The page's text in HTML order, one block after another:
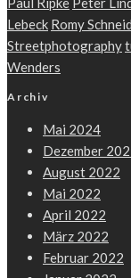
Lebeck Romy
Streetphotography
Wenders
Archiv
Mai 2024
Dezember
August 2022
Mai 2022
April 2022
März 2022
Februar 2022